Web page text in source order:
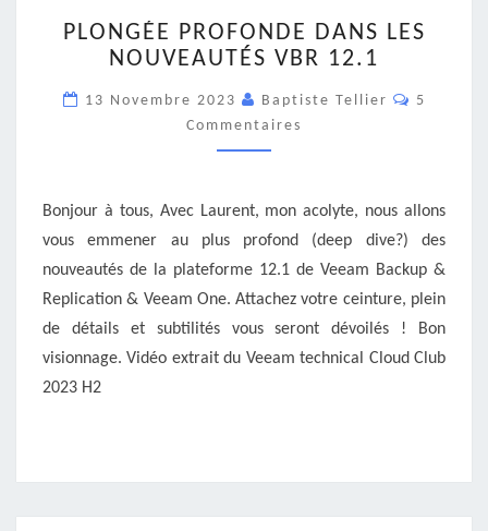
PROFONDE
DANS
NOUVEAUTÉS
VBR
12.1
PLONGÉE PROFONDE DANS LES
NOUVEAUTÉS VBR 12.1
13 Novembre 2023 Baptiste Tellier
5
Commentaires
Bonjour à tous, Avec Laurent, mon acolyte, nous allons
vous emmener au plus profond (deep dive?) des
nouveautés de la plateforme 12.1 de Veeam Backup &
Replication & Veeam One. Attachez votre ceinture, plein
de détails et subtilités vous seront dévoilés ! Bon
visionnage. Vidéo extrait du Veeam technical Cloud Club
2023 H2